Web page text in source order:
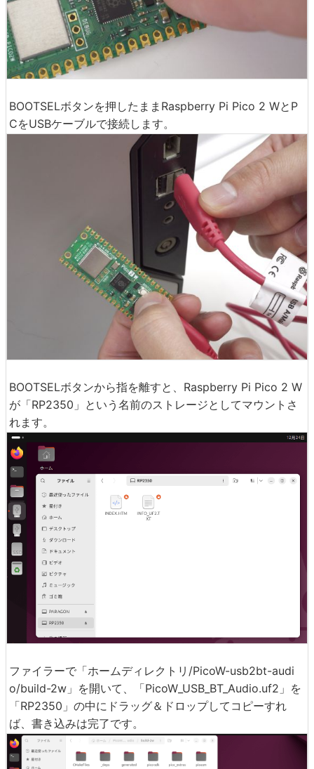
BOOTSELボタンを押したままRaspberry Pi Pico 2 WとP
CをUSBケーブルで接続します。
BOOTSELボタンから指を離すと、Raspberry Pi Pico 2 W
が「RP2350」という名前のストレージとしてマウントさ
れます。
ファイラーで「ホームディレクトリ/PicoW-usb2bt-audi
o/build-2w」を開いて、「PicoW_USB_BT_Audio.uf2」を
「RP2350」の中にドラッグ＆ドロップしてコピーすれ
ば、書き込みは完了です。